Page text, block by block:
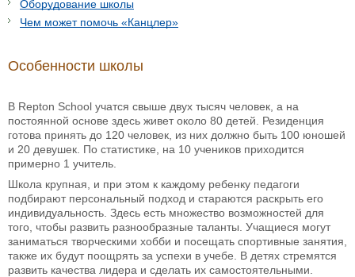
Оборудование школы
Чем может помочь «Канцлер»
Особенности школы
В Repton School учатся свыше двух тысяч человек, а на
постоянной основе здесь живет около 80 детей. Резиденция
готова принять до 120 человек, из них должно быть 100 юношей
и 20 девушек. По статистике, на 10 учеников приходится
примерно 1 учитель.
Школа крупная, и при этом к каждому ребенку педагоги
подбирают персональный подход и стараются раскрыть его
индивидуальность. Здесь есть множество возможностей для
того, чтобы развить разнообразные таланты. Учащиеся могут
заниматься творческими хобби и посещать спортивные занятия,
также их будут поощрять за успехи в учебе. В детях стремятся
развить качества лидера и сделать их самостоятельными.